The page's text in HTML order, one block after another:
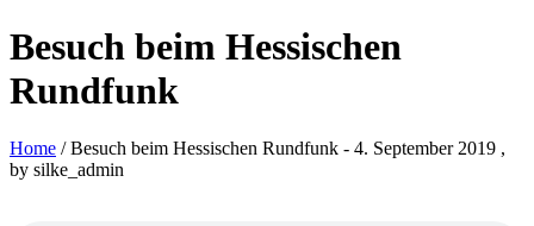
Besuch beim Hessischen
Rundfunk
Home / Besuch beim Hessischen Rundfunk - 4. September 2019 ,
by silke_admin